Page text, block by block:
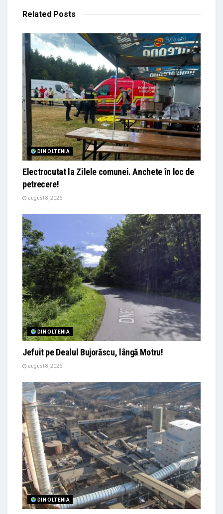
Related Posts
DIN OLTENIA
Electrocutat la Zilele comunei. Anchete în loc de
petrecere!
august 8, 2026
DIN OLTENIA
Jefuit pe Dealul Bujorăscu, lângă Motru!
august 8, 2026
DIN OLTENIA